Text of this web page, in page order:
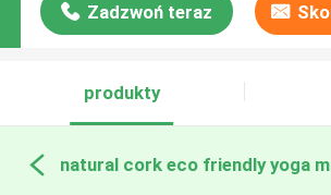
Zadzwoń teraz
produkty